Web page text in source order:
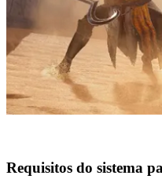
Requisitos do sistema